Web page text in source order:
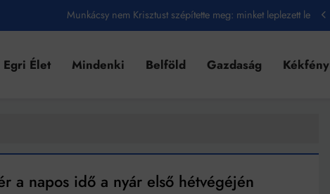
Ahol köszönnek, ott még van város
Az öregség nem csak ránc?
Egri Élet Mindenki Belföld Gazdaság Kékfény
a napos idő a nyár első hétvégéjén